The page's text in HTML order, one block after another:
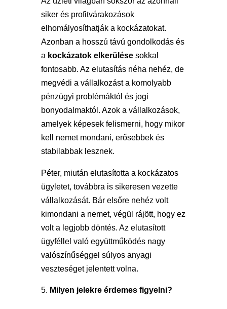
siker és profitvárakozások
elhomályosíthatják a kockázatokat.
Azonban a hosszú távú gondolkodás és
a kockázatok elkerülésesokkal
fontosabb. Az elutasítás néha nehéz, de
megvédi a vállalkozást a komolyabb
pénzügyi problémáktól és jogi
bonyodalmaktól. Azok a vállalkozások,
amelyek képesek felismerni, hogy mikor
kell nemet mondani, erősebbek és
stabilabbak lesznek.
Péter, miután elutasította a kockázatos
ügyletet, továbbra is sikeresen vezette
vállalkozását. Bár elsőre nehéz volt
kimondani a nemet, végül rájött, hogy ez
volt a legjobb döntés. Az elutasított
ügyféllel való együttműködés nagy
valószínűséggel súlyos anyagi
veszteséget jelentett volna.
Milyen jelekre érdemes figyelni?